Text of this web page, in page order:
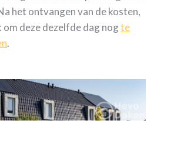
het ontvangen van de kosten,
om deze dezelfde dag nogte
.